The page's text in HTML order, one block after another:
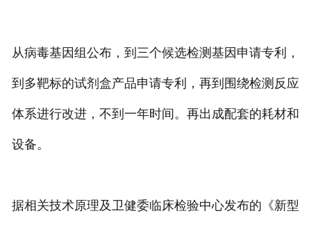
从病毒基因组公布，到三个候选检测基因申请专利，
到多靶标的试剂盒产品申请专利，再到围绕检测反应
体系进行改进，不到一年时间。再出成配套的耗材和
设备。
据相关技术原理及卫健委临床检验中心发布的《新型